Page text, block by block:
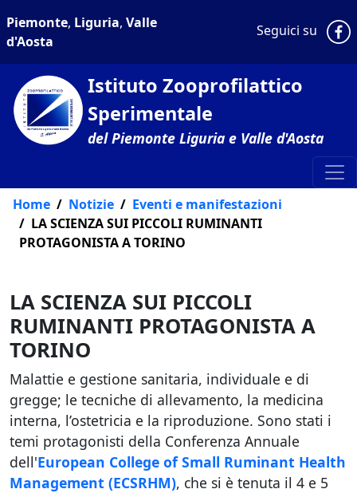
Piemonte, Liguria, Valle
d'Aosta
Seguici su
Istituto Zooprofilattico
Sperimentale
del Piemonte Liguria e Valle d'Aosta
Home Notizie
Eventi e manifestazioni
LA SCIENZA SUI PICCOLI RUMINANTI
PROTAGONISTA A TORINO
LA SCIENZA SUI PICCOLI
RUMINANTI PROTAGONISTA A
TORINO
Malattie e gestione sanitaria, individuale e di
gregge; le tecniche di allevamento, la medicina
interna, l’ostetricia e la riproduzione. Sono stati i
temi protagonisti della Conferenza Annuale
dell'European College of Small Ruminant Health
Management (ECSRHM), che si è tenuta il 4 e 5